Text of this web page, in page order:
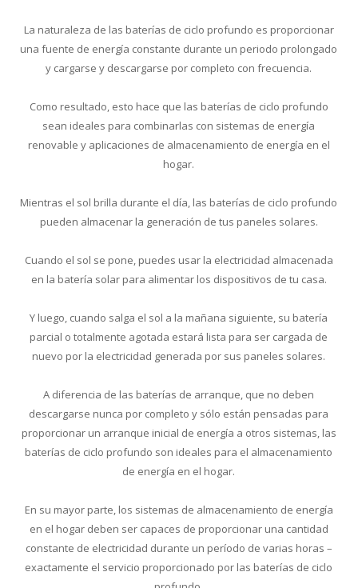
La naturaleza de las baterías de ciclo profundo es proporcionar
una fuente de energía constante durante un periodo prolongado
y cargarse y descargarse por completo con frecuencia.
Como resultado, esto hace que las baterías de ciclo profundo
sean ideales para combinarlas con sistemas de energía
renovable y aplicaciones de almacenamiento de energía en el
hogar.
Mientras el sol brilla durante el día, las baterías de ciclo profundo
pueden almacenar la generación de tus paneles solares.
Cuando el sol se pone, puedes usar la electricidad almacenada
en la batería solar para alimentar los dispositivos de tu casa.
Y luego, cuando salga el sol a la mañana siguiente, su batería
parcial o totalmente agotada estará lista para ser cargada de
nuevo por la electricidad generada por sus paneles solares.
A diferencia de las baterías de arranque, que no deben
descargarse nunca por completo y sólo están pensadas para
proporcionar un arranque inicial de energía a otros sistemas, las
baterías de ciclo profundo son ideales para el almacenamiento
de energía en el hogar.
En su mayor parte, los sistemas de almacenamiento de energía
en el hogar deben ser capaces de proporcionar una cantidad
constante de electricidad durante un período de varias horas –
exactamente el servicio proporcionado por las baterías de ciclo